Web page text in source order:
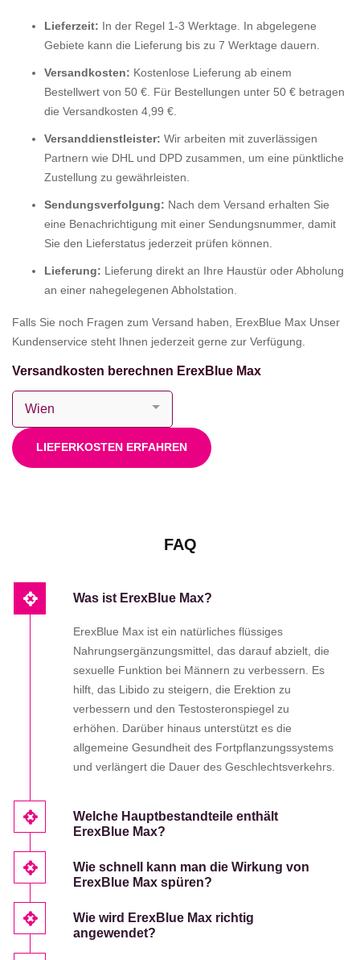
Lieferzeit: In der Regel 1-3 Werktage. In abgelegene
Gebiete kann die Lieferung bis zu 7 Werktage dauern.
Versandkosten: Kostenlose Lieferung ab einem
Bestellwert von 50 €. Für Bestellungen unter 50 € betragen
die Versandkosten 4,99 €.
Versanddienstleister: Wir arbeiten mit zuverlässigen
Partnern wie DHL und DPD zusammen, um eine pünktliche
Zustellung zu gewährleisten.
Sendungsverfolgung: Nach dem Versand erhalten Sie
eine Benachrichtigung mit einer Sendungsnummer, damit
Sie den Lieferstatus jederzeit prüfen können.
Lieferung: Lieferung direkt an Ihre Haustür oder Abholung
an einer nahegelegenen Abholstation.
Falls Sie noch Fragen zum Versand haben, ErexBlue Max Unser
Kundenservice steht Ihnen jederzeit gerne zur Verfügung.
Versandkosten berechnen ErexBlue Max
LIEFERKOSTEN ERFAHREN
FAQ
Was ist ErexBlue Max?
ErexBlue Max ist ein natürliches flüssiges
Nahrungsergänzungsmittel, das darauf abzielt, die
sexuelle Funktion bei Männern zu verbessern. Es
hilft, das Libido zu steigern, die Erektion zu
verbessern und den Testosteronspiegel zu
erhöhen. Darüber hinaus unterstützt es die
allgemeine Gesundheit des Fortpflanzungssystems
und verlängert die Dauer des Geschlechtsverkehrs.
Welche Hauptbestandteile enthält
ErexBlue Max?
Wie schnell kann man die Wirkung von
ErexBlue Max spüren?
Wie wird ErexBlue Max richtig
angewendet?